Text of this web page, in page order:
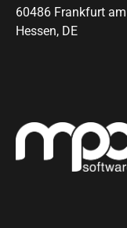
60486 Frankfurt
Hessen, DE